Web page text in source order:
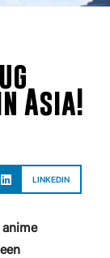
Asia!
LINKEDIN